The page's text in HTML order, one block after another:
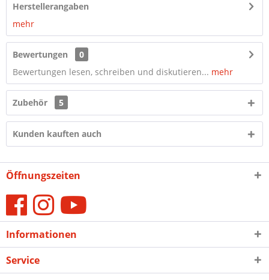
Herstellerangaben
mehr
Bewertungen
0
Bewertungen lesen, schreiben und diskutieren... mehr
Zubehör 5
Kunden kauften auch
Öffnungszeiten
Informationen
Service